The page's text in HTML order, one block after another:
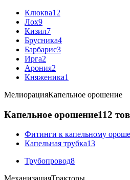
Клюква12
Лох9
Кизил7
Брусника4
Барбарис3
Ирга2
Арония2
Княженика1
МелиорацияКапельное орошение
Капельное орошение112
Фитинги к капельному
Капельная трубка13
Трубопровод8